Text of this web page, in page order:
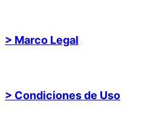
> Marco Legal
> Condiciones de Uso